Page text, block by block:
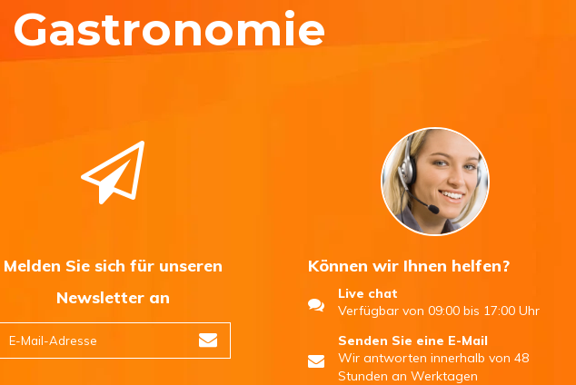
Gastronomie
Melden Sie sich für unseren
Newsletter an
Können wir Ihnen helfen?
Live chat
Verfügbar von 09:00 bis 17:00 Uhr
Senden Sie eine E-Mail
Wir antworten innerhalb von 48
Stunden an Werktagen